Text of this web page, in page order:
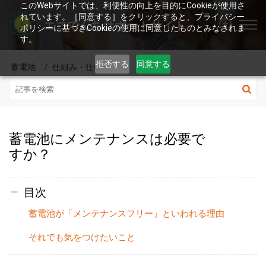
このWebサイトでは、利便性の向上を目的にCookieが使用さ
れています。［同意する］をクリックすると、プライバシー
ポリシーに基づきCookieの使用に同意したものとみなされま
す。
拒否する 同意する
エコでんちサポートサイト
蓄電池 仕組み・仕様
蓄電池にメンテナンスは必要で
すか？
目次
蓄電池が「メンテナンスフリー」といわれる理由
それでも気をつけたいこと